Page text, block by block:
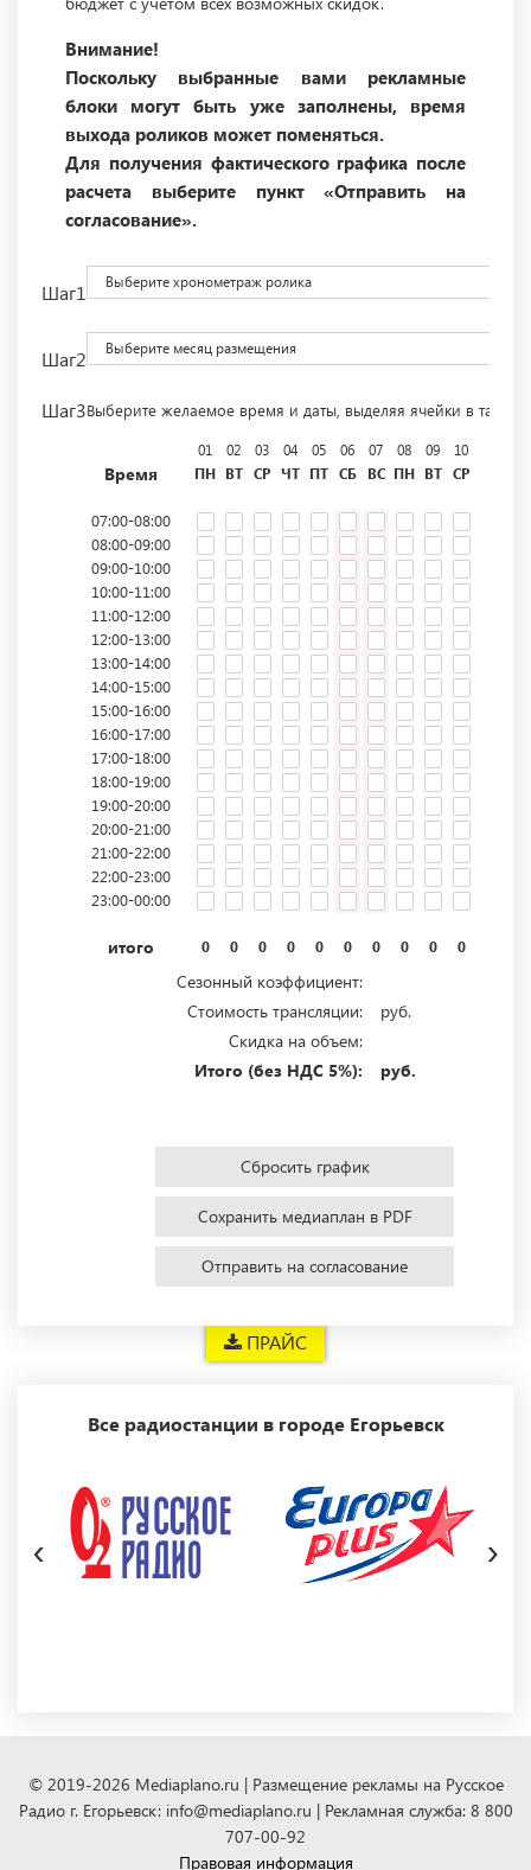
ПРАЙС
Внимание!
Поскольку выбранные вами рекламные
блоки могут быть уже заполнены, время
выхода роликов может поменяться.
Для получения фактического графика после
расчета выберите пункт «Отправить на
согласование».
Шаг1 Выберите хронометраж ролика
Шаг2 Выберите месяц размещения
Шаг3Выберите желаемое время и даты, выделяя ячейки в
Время
01
ПН
02
ВТ
03
СР
04
ЧТ
05
ПТ
06
СБ
07
ВС
08
ПН
09
ВТ
10
СР
07:00-08:00
08:00-09:00
09:00-10:00
10:00-11:00
11:00-12:00
12:00-13:00
13:00-14:00
14:00-15:00
15:00-16:00
16:00-17:00
17:00-18:00
18:00-19:00
19:00-20:00
20:00-21:00
21:00-22:00
22:00-23:00
23:00-00:00
итого 0 0 0 0 0 0 0 0 0 0
Сезонный коэффициент:
Стоимость трансляции:
руб.
Скидка на объем:
Итого (без НДС 5%):
руб.
Сбросить график
Сохранить медиаплан в PDF
Отправить на согласование
Все радиостанции в городе Егорьевск
‹ ›
© 2019-2026 Mediaplano.ru | Размещение рекламы на Русское
Радио г. Егорьевск: info@mediaplano.ru | Рекламная служба: 8 800
707-00-92
Правовая информация